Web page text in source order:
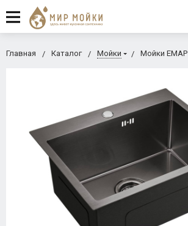
Главная Каталог Мойки Мойки ЕМАР